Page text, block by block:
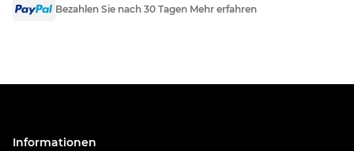
Bezahlen Sie nach 30 Tagen Mehr erfahren
Informationen